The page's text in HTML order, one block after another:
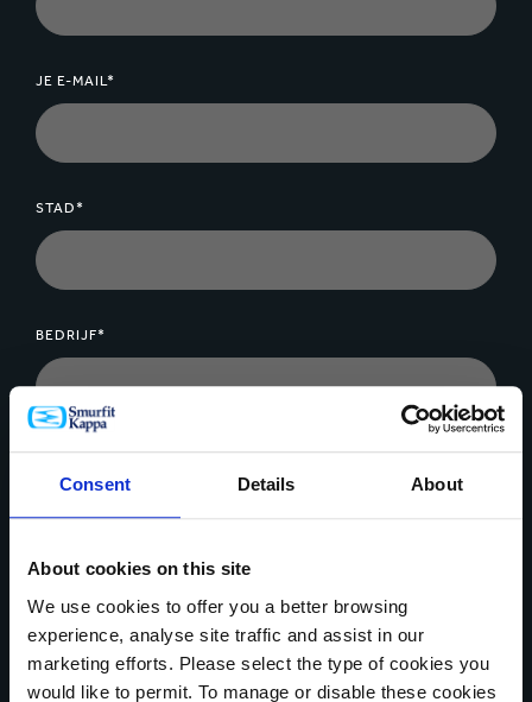
Consent Details About
About cookies on this site
We use cookies to offer you a better browsing
experience, analyse site traffic and assist in our
marketing efforts. Please select the type of cookies you
would like to permit. To manage or disable these cookies
JE E-MAIL*
STAD*
BEDRIJF*
Bestandsupload